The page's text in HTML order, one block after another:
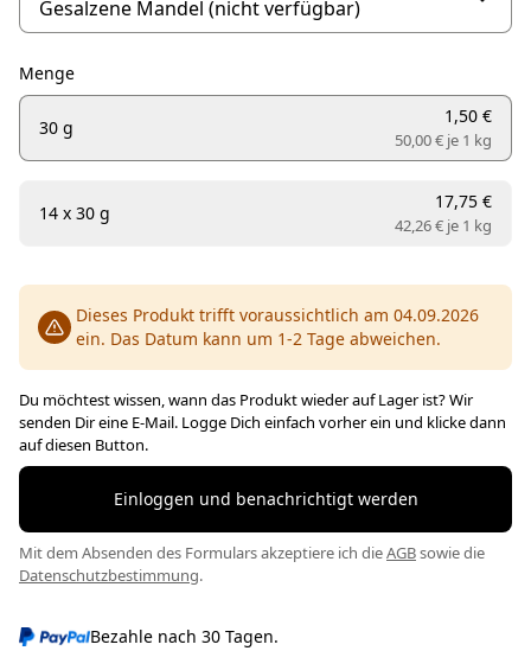
Menge
30 g
1,50 €
50,00 € je 1 kg
14 x 30 g
17,75 €
42,26 € je 1 kg
Dieses Produkt trifft voraussichtlich am 04.09.2026
ein. Das Datum kann um 1-2 Tage abweichen.
Du möchtest wissen, wann das Produkt wieder auf Lager ist? Wir
senden Dir eine E-Mail. Logge Dich einfach vorher ein und klicke dann
auf diesen Button.
Einloggen und benachrichtigt werden
Mit dem Absenden des Formulars akzeptiere ich dieAGBsowie die
Datenschutzbestimmung.
Bezahle nach 30 Tagen.